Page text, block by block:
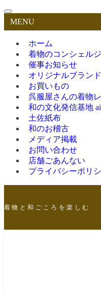
MENU
ホーム
着物のコンシェル
催事お知らせ
オリジナルブラン
お買いもの
呉服屋さんの着物
和の文化発信基地
土佐紙布
和のお稽古
メディア掲載
お問い合わせ
店舗ごあんない
プライバシーポリ
着 物 と 和 ご こ ろ を 楽 し む